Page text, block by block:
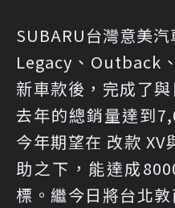
SUBARU台灣意美
Legacy、Outback
新車款後，完成了
去年的總銷量達到
今年期望在 改款
助之下，能達成
標。繼今日將台北